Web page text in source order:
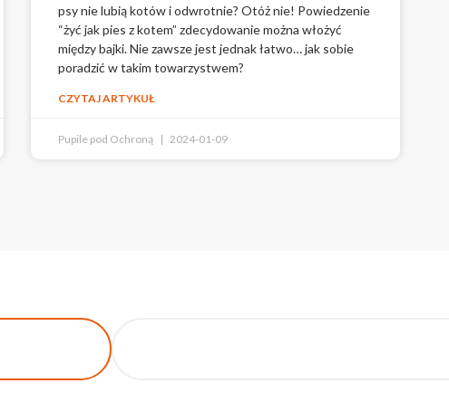
psy nie lubią kotów i odwrotnie? Otóż nie! Powiedzenie
“żyć jak pies z kotem” zdecydowanie można włożyć
między bajki. Nie zawsze jest jednak łatwo… jak sobie
poradzić w takim towarzystwem?
CZYTAJ ARTYKUŁ
Pupile pod Ochroną 2024-01-09